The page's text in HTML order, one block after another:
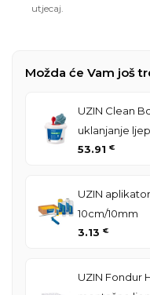
utjecaj.
Možda će Vam još
UZIN Clean
uklanjanje
53.91 €
UZIN
10cm/10mm
3.13 €
UZIN Fondur